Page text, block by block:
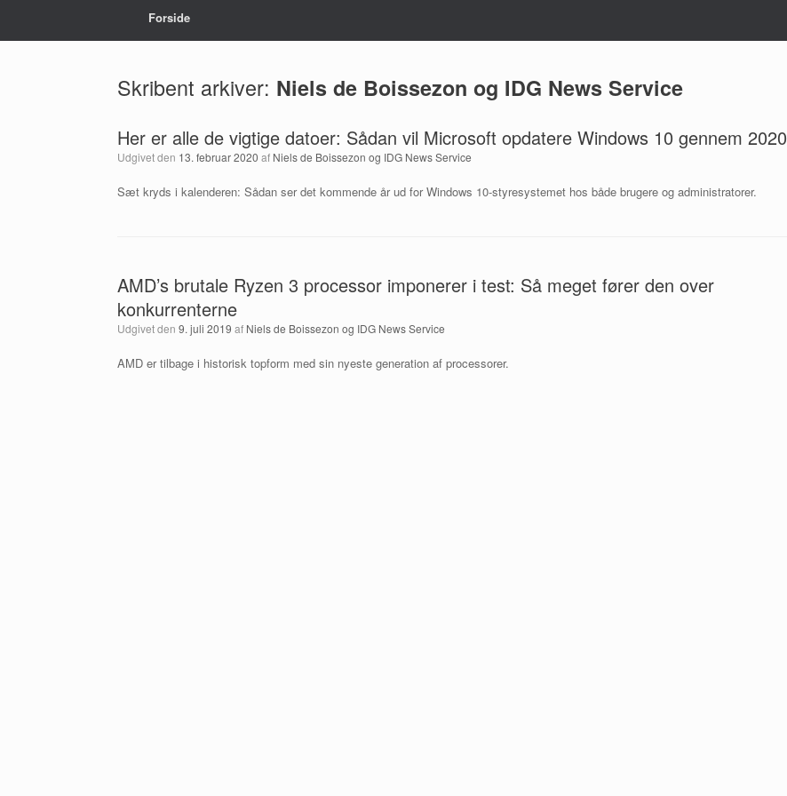
Forside
Skribent arkiver: Niels de Boissezon og IDG News Service
Her er alle de vigtige datoer: Sådan vil Microsoft opdatere Windows 10 gennem 2020
Udgivet den 13. februar 2020 af Niels de Boissezon og IDG News Service
Sæt kryds i kalenderen: Sådan ser det kommende år ud for Windows 10-styresystemet hos både brugere og administratorer.
AMD’s brutale Ryzen 3 processor imponerer i test: Så meget fører den over
konkurrenterne
Udgivet den 9. juli 2019 af Niels de Boissezon og IDG News Service
AMD er tilbage i historisk topform med sin nyeste generation af processorer.